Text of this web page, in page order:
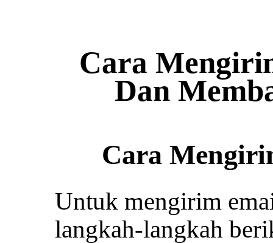
Cara
Dan
Cara
Untuk mengirim
langkah-langkah